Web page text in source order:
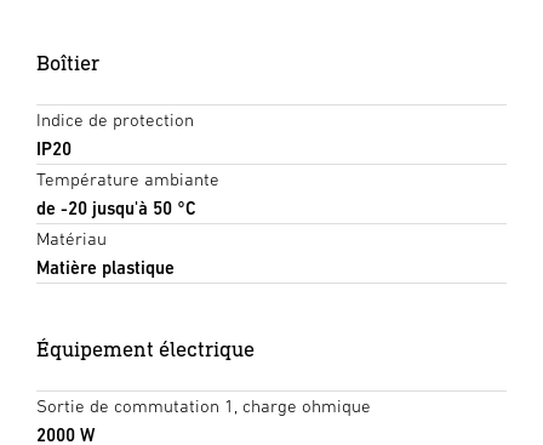
Boîtier
Indice de protection
IP20
Température ambiante
de -20 jusqu'à 50 °C
Matériau
Matière plastique
Équipement électrique
Sortie de commutation 1, charge ohmique
2000 W